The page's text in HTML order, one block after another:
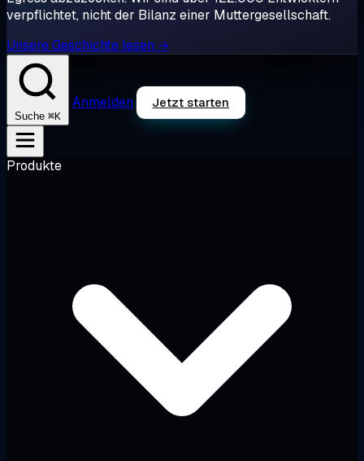
verpflichtet, nicht der Bilanz einer Muttergesellschaft.
Unsere Geschichte lesen →
Suche ⌘K
Anmelden Jetzt starten
Produkte